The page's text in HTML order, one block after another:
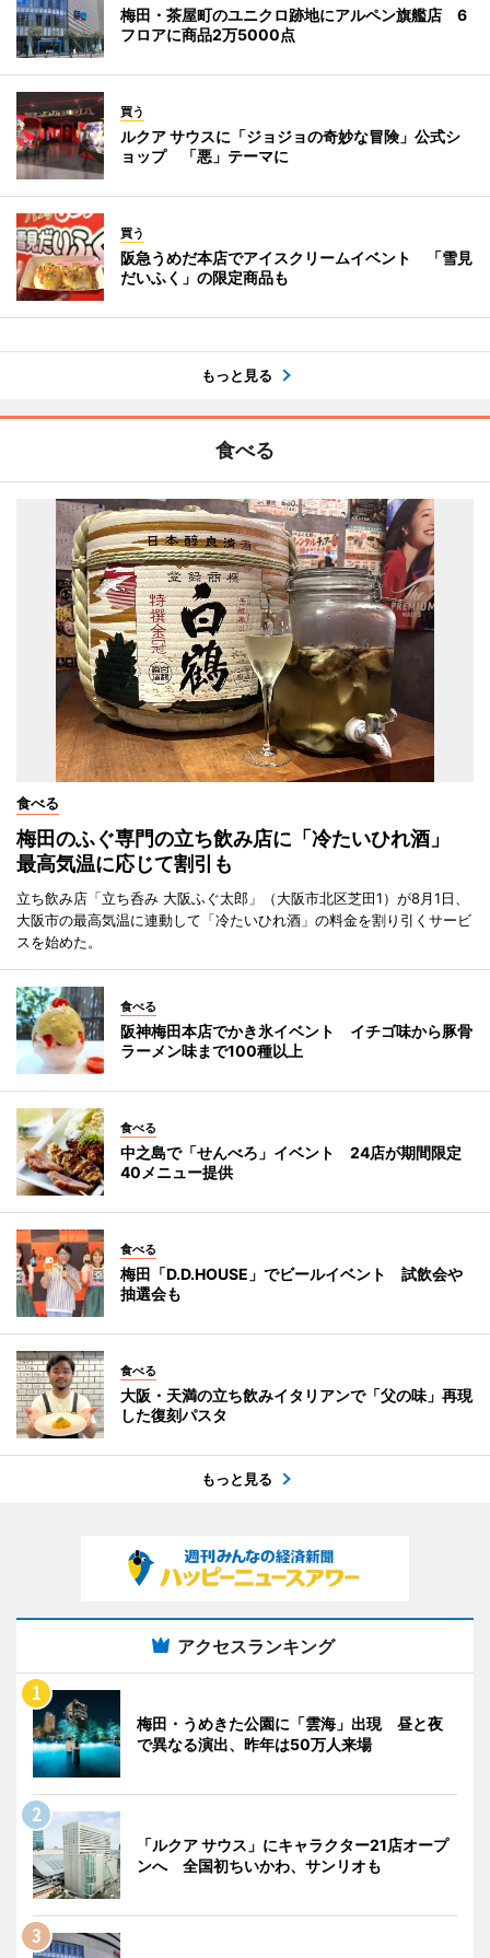
梅田・茶屋町のユニクロ跡地にアルペン旗艦店 6
フロアに商品2万5000点
買う
ルクア サウスに「ジョジョの奇妙な冒険」公式シ
ョップ 「悪」テーマに
買う
阪急うめだ本店でアイスクリームイベント 「雪見
だいふく」の限定商品も
もっと見る
食べる
食べる
梅田のふぐ専門の立ち飲み店に「冷たいひれ酒」
最高気温に応じて割引も
立ち飲み店「立ち呑み 大阪ふぐ太郎」（大阪市北区芝田1）が8月1日、
大阪市の最高気温に連動して「冷たいひれ酒」の料金を割り引くサービ
スを始めた。
食べる
阪神梅田本店でかき氷イベント イチゴ味から豚骨
ラーメン味まで100種以上
食べる
中之島で「せんべろ」イベント 24店が期間限定
40メニュー提供
食べる
梅田「D.D.HOUSE」でビールイベント 試飲会や
抽選会も
食べる
大阪・天満の立ち飲みイタリアンで「父の味」再現
した復刻パスタ
もっと見る
アクセスランキング
梅田・うめきた公園に「雲海」出現 昼と夜
で異なる演出、昨年は50万人来場
「ルクア サウス」にキャラクター21店オープ
ンへ 全国初ちいかわ、サンリオも